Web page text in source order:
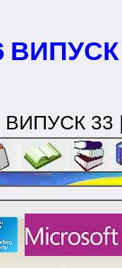
ВИПУСК
ВИПУСК 33